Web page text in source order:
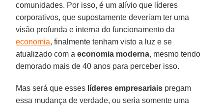
comunidades. Por isso, é um alívio que líderes
corporativos, que supostamente deveriam ter uma
visão profunda e interna do funcionamento da
economia, finalmente tenham visto a luz e se
atualizado com aeconomia moderna, mesmo tendo
demorado mais de 40 anos para perceber isso.
Mas será que esses líderes empresariais pregam
essa mudança de verdade, ou seria somente uma